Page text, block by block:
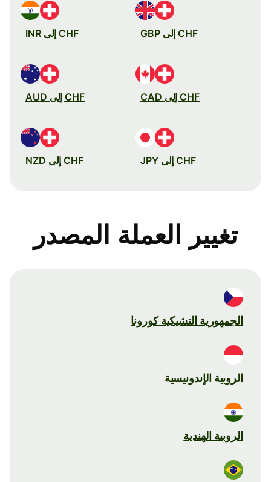
CHF إلى GBP CHF إلى INR
CHF إلى CAD CHF إلى AUD
CHF إلى JPY CHF إلى NZD
تغيير العملة المصدر
الجمهورية التشيكية كورونا
الروبية الإندونيسية
الروبية الهندية